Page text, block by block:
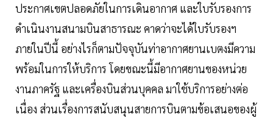
ประกาศเขตปลอดภัยในการเดินอากาศ และใบรับรองการ
ดำเนินงานสนามบินสาธารณะ คาดว่าจะได้ใบรับรองฯ
ภายในปีนี้ อย่างไรก็ตามปัจจุบันท่าอากาศยานเบตงมีความ
พร้อมในการให้บริการ โดยขณะนี้มีอากาศยานของหน่วย
งานภาครัฐ และเครื่องบินส่วนบุคคล มาใช้บริการอย่างต่อ
เนื่อง ส่วนเรื่องการสนับสนุนสายการบินตามข้อเสนอของผู้